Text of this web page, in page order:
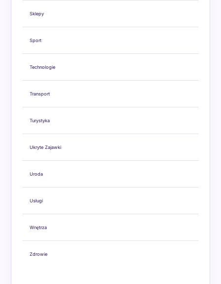
Sklepy
Sport
Technologie
Transport
Turystyka
Ukryte Zajawki
Uroda
Usługi
Wnętrza
Zdrowie